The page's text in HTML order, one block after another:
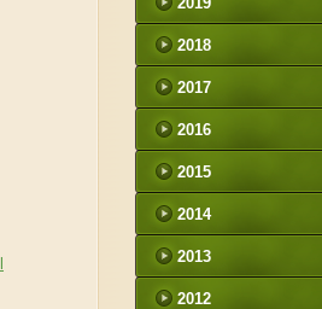
2018
2017
2016
2015
2014
2013
2012